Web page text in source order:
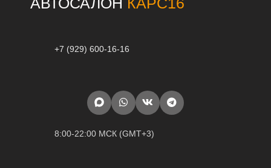
+7 (929) 600-16-16
8:00-22:00 МСК (GMT+3)